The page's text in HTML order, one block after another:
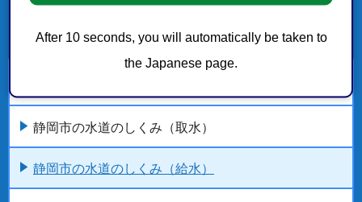
After 10 seconds, you will automatically be taken to
the Japanese page.
静岡市の水道のしくみ（取水）
静岡市の水道のしくみ（給水）